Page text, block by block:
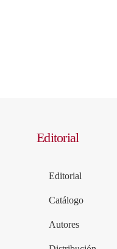
Editorial
Editorial
Catálogo
Autores